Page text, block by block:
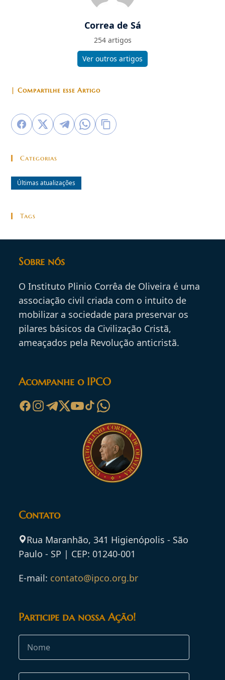
Correa de Sá
254 artigos
Ver outros artigos
| Compartilhe esse Artigo
Categorias
Últimas atualizações
Tags
Sobre nós
O Instituto Plinio Corrêa de Oliveira é uma
associação civil criada com o intuito de
mobilizar a sociedade para preservar os
pilares básicos da Civilização Cristã,
ameaçados pela Revolução anticristã.
Acompanhe o IPCO
Contato
Rua Maranhão, 341 Higienópolis - São
Paulo - SP | CEP: 01240-001
E-mail: contato@ipco.org.br
Participe da nossa Ação!